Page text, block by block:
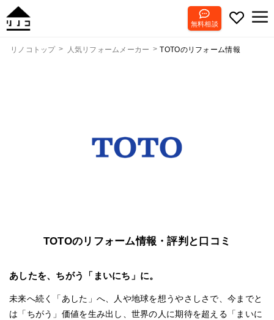
無料相談
リノコトップ 人気リフォームメーカー TOTOのリフォーム情報
TOTOのリフォーム情報・評判と口コミ
あしたを、ちがう「まいにち」に。
未来へ続く「あした」へ、人や地球を想うやさしさで、今までと
は「ちがう」価値を生み出し、世界の人に期待を超える「まいに